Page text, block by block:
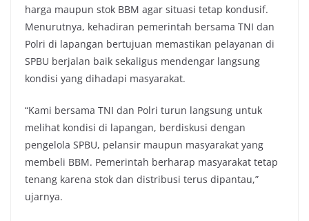
harga maupun stok BBM agar situasi tetap kondusif.
Menurutnya, kehadiran pemerintah bersama TNI dan
Polri di lapangan bertujuan memastikan pelayanan di
SPBU berjalan baik sekaligus mendengar langsung
kondisi yang dihadapi masyarakat.
“Kami bersama TNI dan Polri turun langsung untuk
melihat kondisi di lapangan, berdiskusi dengan
pengelola SPBU, pelansir maupun masyarakat yang
membeli BBM. Pemerintah berharap masyarakat tetap
tenang karena stok dan distribusi terus dipantau,”
ujarnya.